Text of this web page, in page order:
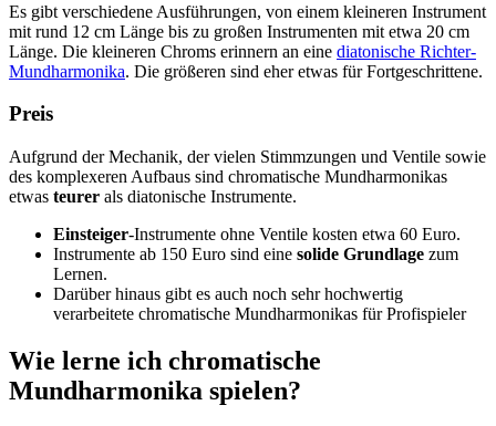
Es gibt verschiedene Ausführungen, von einem kleineren Instrument
mit rund 12 cm Länge bis zu großen Instrumenten mit etwa 20 cm
Länge. Die kleineren Chroms erinnern an eine diatonische Richter-
Mundharmonika. Die größeren sind eher etwas für Fortgeschrittene.
Preis
Aufgrund der Mechanik, der vielen Stimmzungen und Ventile sowie
des komplexeren Aufbaus sind chromatische Mundharmonikas
etwas teurer als diatonische Instrumente.
Einsteiger-Instrumente ohne Ventile kosten etwa 60 Euro.
Instrumente ab 150 Euro sind eine solide Grundlage zum
Lernen.
Darüber hinaus gibt es auch noch sehr hochwertig
verarbeitete chromatische Mundharmonikas für Profispieler
Wie lerne ich chromatische
Mundharmonika spielen?